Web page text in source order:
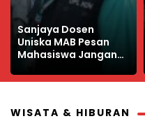
Institut Agama Islam
AL Hikmah Lampung
Wisuda 340 Sarjana
WISATA & HIBURAN